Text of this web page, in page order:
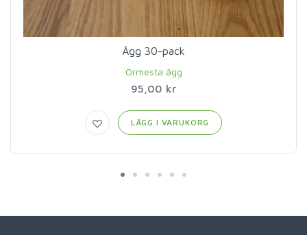
Ägg 30-pack
Ormesta ägg
95,00 kr
LÄGG I VARUKORG